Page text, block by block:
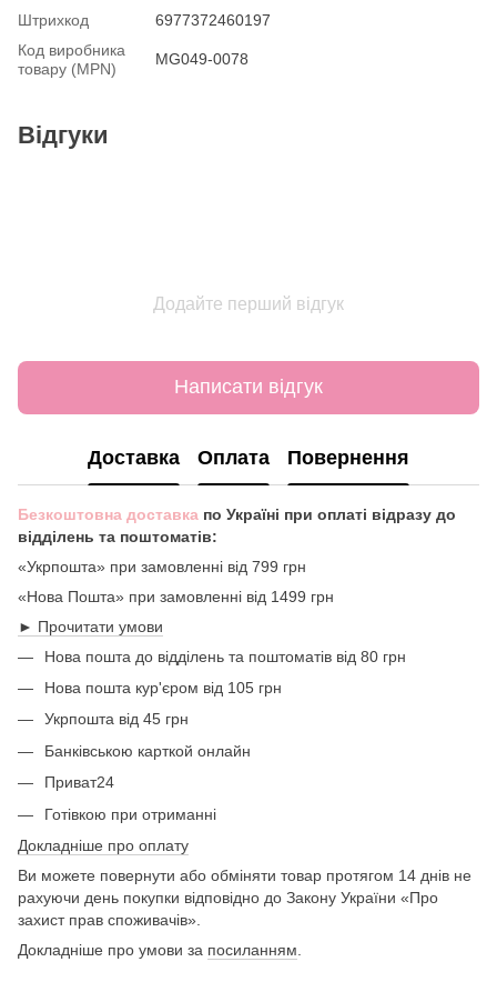
Штрихкод
6977372460197
Код виробника
товару (MPN)
MG049-0078
Відгуки
Додайте перший відгук
Написати відгук
Доставка Оплата Повернення
Безкоштовна доставка по Україні при оплаті відразу до
відділень та поштоматів:
«Укрпошта» при замовленні від 799 грн
«Нова Пошта» при замовленні від 1499 грн
► Прочитати умови
Нова пошта до відділень та поштоматів від 80 грн
Нова пошта кур'єром від 105 грн
Укрпошта від 45 грн
Банківською карткой онлайн
Приват24
Готівкою при отриманні
Докладніше про оплату
Ви можете повернути або обміняти товар протягом 14 днів не
рахуючи день покупки відповідно до Закону України «Про
захист прав споживачів».
Докладніше про умови за посиланням